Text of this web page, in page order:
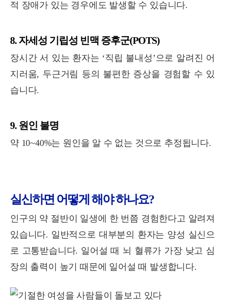
적 장애가 있는 경우에도 발생할 수 있습니다.
8. 자세성 기립성 빈맥 증후군(POTS)
장시간 서 있는 환자는 ‘직립 불내성’으로 알려진 어
지러움, 두근거림 등의 불편한 증상을 경험할 수 있
습니다.
9. 원인 불명
약 10~40%는 원인을 알 수 없는 것으로 추정됩니다.
실신하면 어떻게 해야 하나요?
인구의 약 절반이 일생에 한 번쯤 경험한다고 알려져
있습니다. 일반적으로 대부분의 환자는 양성 실신으
로 고통받습니다. 일어설 때 뇌 혈류가 가장 낮고 심
장의 출력이 높기 때문에 일어설 때 발생합니다.